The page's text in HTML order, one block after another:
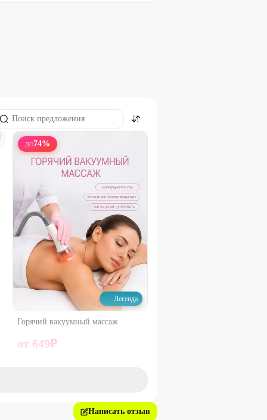
ДО74%
Легенда
Горячий вакуумный массаж
от 649₽
Написать отзыв